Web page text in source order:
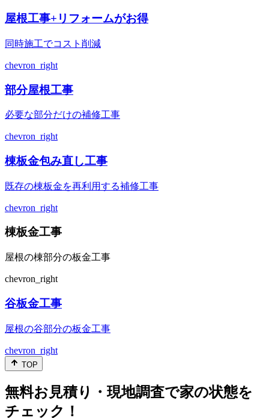
屋根工事+リフォームがお得
同時施工でコスト削減
chevron_right
部分屋根工事
必要な部分だけの補修工事
chevron_right
棟板金包み直し工事
既存の棟板金を再利用する補修工事
chevron_right
棟板金工事
屋根の棟部分の板金工事
chevron_right
谷板金工事
屋根の谷部分の板金工事
chevron_right
TOP
無料お見積り・現地調査で家の状態を
チェック！